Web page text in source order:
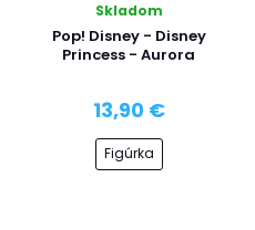
Skladom
Pop! Disney - Disney
Princess - Aurora
13,90 €
Figúrka